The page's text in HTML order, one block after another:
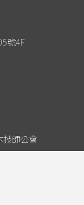
號4F
技師公會